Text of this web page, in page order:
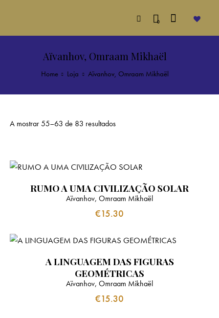
0
Aïvanhov, Omraam Mikhaël
Home Loja Aïvanhov, Omraam Mikhaël
A mostrar 55–63 de 83 resultados
RUMO A UMA CIVILIZAÇÃO SOLAR
Aïvanhov, Omraam Mikhaël
€15.30
A LINGUAGEM DAS FIGURAS
GEOMÉTRICAS
Aïvanhov, Omraam Mikhaël
€15.30